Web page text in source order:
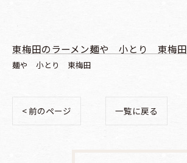
東梅田のラーメン麺や 小とり 東梅田
麺や 小とり 東梅田
< 前のページ 一覧に戻る